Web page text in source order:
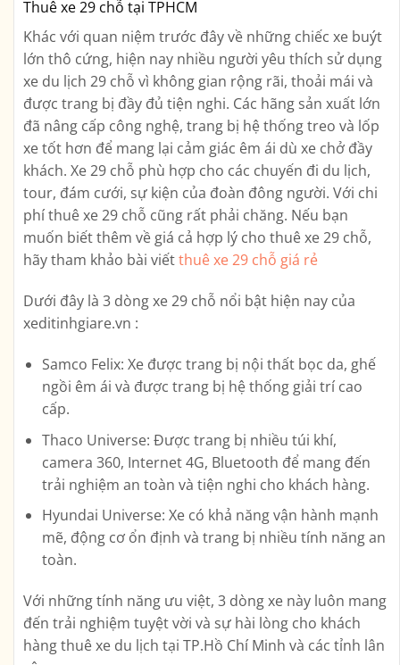
Thuê xe 29 chỗ tại TPHCM
Khác với quan niệm trước đây về những chiếc xe buýt
lớn thô cứng, hiện nay nhiều người yêu thích sử dụng
xe du lịch 29 chỗ vì không gian rộng rãi, thoải mái và
được trang bị đầy đủ tiện nghi. Các hãng sản xuất lớn
đã nâng cấp công nghệ, trang bị hệ thống treo và lốp
xe tốt hơn để mang lại cảm giác êm ái dù xe chở đầy
khách. Xe 29 chỗ phù hợp cho các chuyến đi du lịch,
tour, đám cưới, sự kiện của đoàn đông người. Với chi
phí thuê xe 29 chỗ cũng rất phải chăng. Nếu bạn
muốn biết thêm về giá cả hợp lý cho thuê xe 29 chỗ,
hãy tham khảo bài viếtthuê xe 29 chỗ giá rẻ
Dưới đây là 3 dòng xe 29 chỗ nổi bật hiện nay của
xeditinhgiare.vn :
Samco Felix: Xe được trang bị nội thất bọc da, ghế
ngồi êm ái và được trang bị hệ thống giải trí cao
cấp.
Thaco Universe: Được trang bị nhiều túi khí,
camera 360, Internet 4G, Bluetooth để mang đến
trải nghiệm an toàn và tiện nghi cho khách hàng.
Hyundai Universe: Xe có khả năng vận hành mạnh
mẽ, động cơ ổn định và trang bị nhiều tính năng an
toàn.
Với những tính năng ưu việt, 3 dòng xe này luôn mang
đến trải nghiệm tuyệt vời và sự hài lòng cho khách
hàng thuê xe du lịch tại TP.Hồ Chí Minh và các tỉnh lân